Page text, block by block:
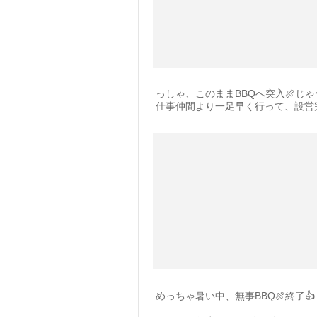
っしゃ、このままBBQへ突入🍖じゃ
仕事仲間より一足早く行って、設営
めっちゃ暑い中、無事BBQ🍖終了👍